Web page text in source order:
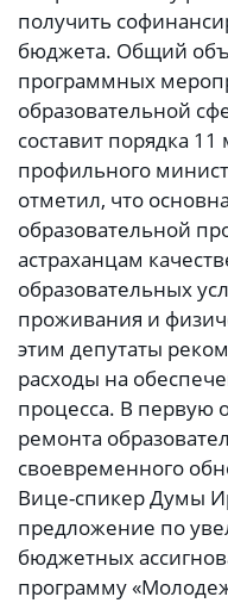
получить
бюджета. Общий
программных
образовательной
составит порядка
профильного
отметил, что
образовательной
астраханцам
образовательных
проживания и
этим депутаты
расходы на
процесса. В первую
ремонта
своевременного
Вице-спикер Думы
предложение по
бюджетных
программу